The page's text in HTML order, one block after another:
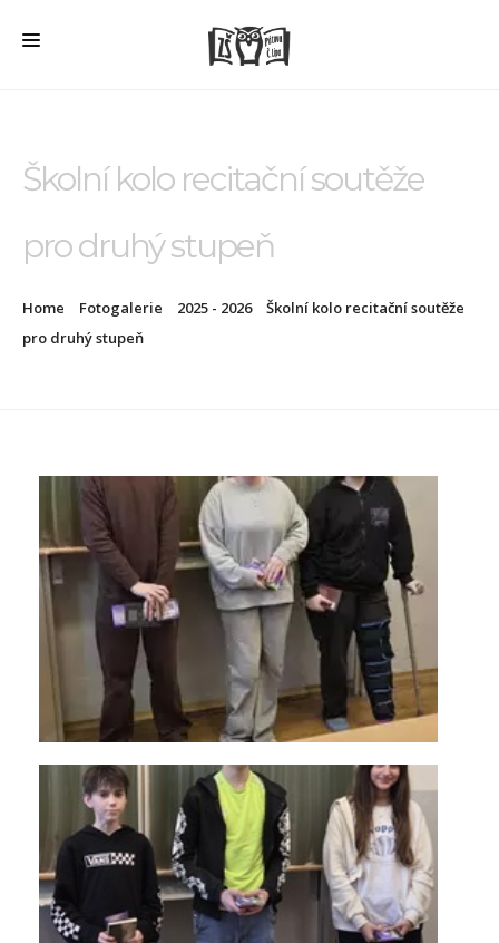
ŠD + ŠK
ÚŘEDNÍ DESKA
KONTAKTY
Školní kolo recitační soutěže
pro druhý stupeň
Home Fotogalerie 2025 - 2026
Školní kolo recitační soutěže
pro druhý stupeň